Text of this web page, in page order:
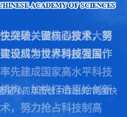
战场，面向国家重大需
现科学技术跨越发展，
先建成国家高水平科技
构，加快打造原始创新
，努力抢占科技制高
突破关键核心技术，努
设成为世界科技强国作
70周年贺信中作出的“两加快